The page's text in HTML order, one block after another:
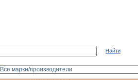
Найти